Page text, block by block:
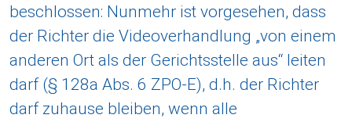
beschlossen: Nunmehr ist vorgesehen, dass
der Richter die Videoverhandlung „von einem
anderen Ort als der Gerichtsstelle aus“ leiten
darf (§ 128a Abs. 6 ZPO-E), d.h. der Richter
darf zuhause bleiben, wenn alle